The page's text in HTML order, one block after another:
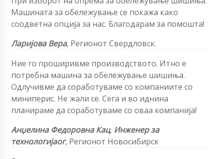
Машината за обележување се покажа како
соодветна опција за нас. Благодарам за помошта!
Ларијова Вера, Регионот Свердловск.
Ние го проширивме производството. Итно е
потребна машина за обележување шишиња.
Одлучивме да соработуваме со компаниите со
миниперис. Не жали се. Сега и во иднина
планираме да соработуваме со оваа компанија!
Анџелина Федоровна Кац, Инженер за
технологијаог, Регионот Новосибирск